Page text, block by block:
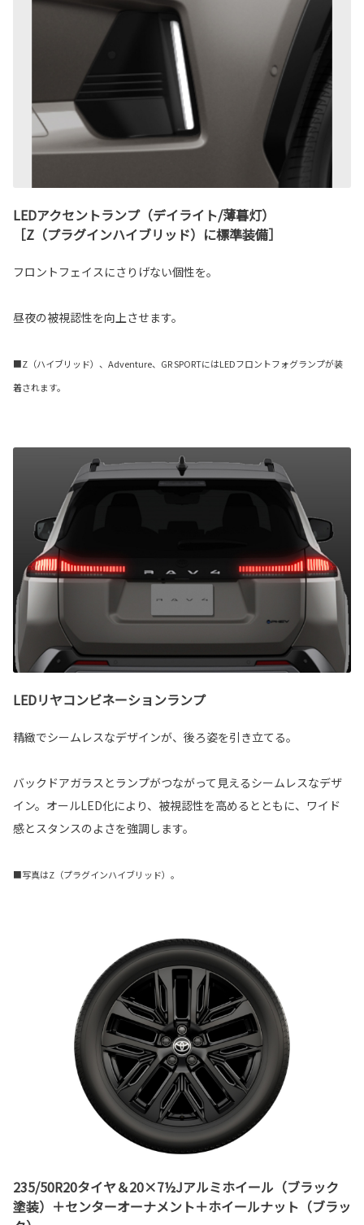
LEDアクセントランプ（デイライト/薄暮灯）
［Z（プラグインハイブリッド）に標準装備］
フロントフェイスにさりげない個性を。
昼夜の被視認性を向上させます。
■Z（ハイブリッド）、Adventure、GR SPORTにはLEDフロントフォグランプが装
着されます。
LEDリヤコンビネーションランプ
精緻でシームレスなデザインが、後ろ姿を引き立てる。
バックドアガラスとランプがつながって見えるシームレスなデザ
イン。オールLED化により、被視認性を高めるとともに、ワイド
感とスタンスのよさを強調します。
■写真はZ（プラグインハイブリッド）。
235/50R20タイヤ＆20×7½Jアルミホイール（ブラック
塗装）＋センターオーナメント＋ホイールナット（ブラッ